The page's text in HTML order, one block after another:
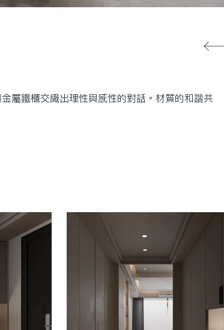
屬鐵櫃交織出理性與感性的對話。材質的和諧共